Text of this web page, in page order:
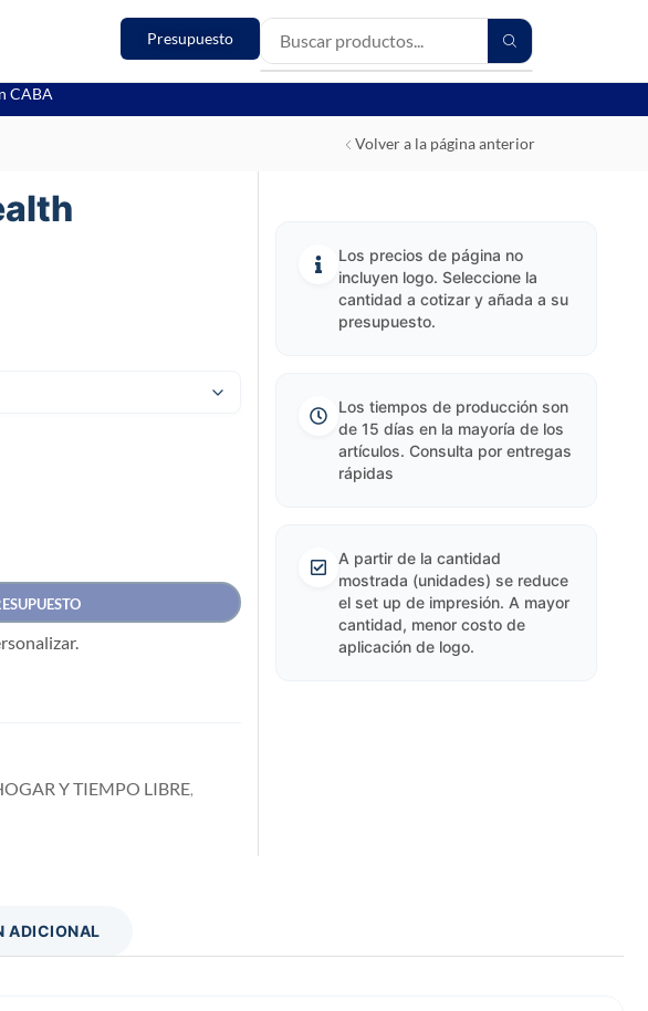
Presupuesto
CABA
Volver a la página anterior
Y TIEMPO LIBRE,
Los precios de página no
incluyen logo. Seleccione la
cantidad a cotizar y añada a su
presupuesto.
Los tiempos de producción son
de 15 días en la mayoría de los
artículos. Consulta por entregas
rápidas
A partir de la cantidad
mostrada (unidades) se reduce
el set up de impresión. A mayor
cantidad, menor costo de
aplicación de logo.
ADICIONAL